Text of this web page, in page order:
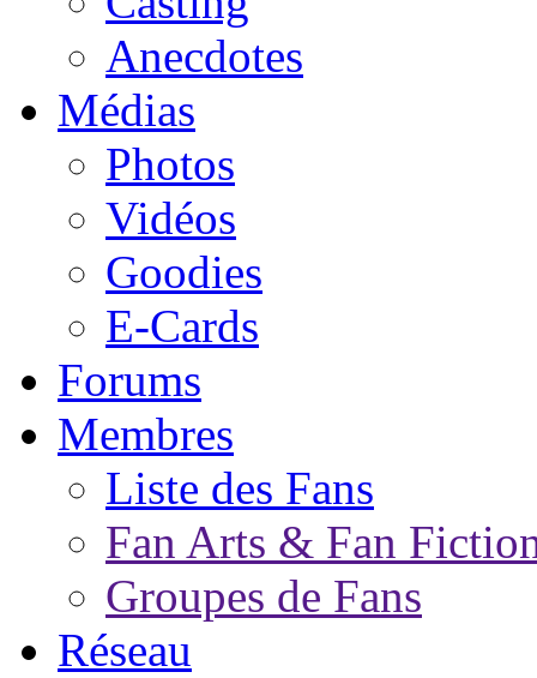
Anecdotes
Médias
Photos
Vidéos
Goodies
E-Cards
Forums
Membres
Liste des Fans
Fan Arts & Fan
Groupes de Fans
Réseau